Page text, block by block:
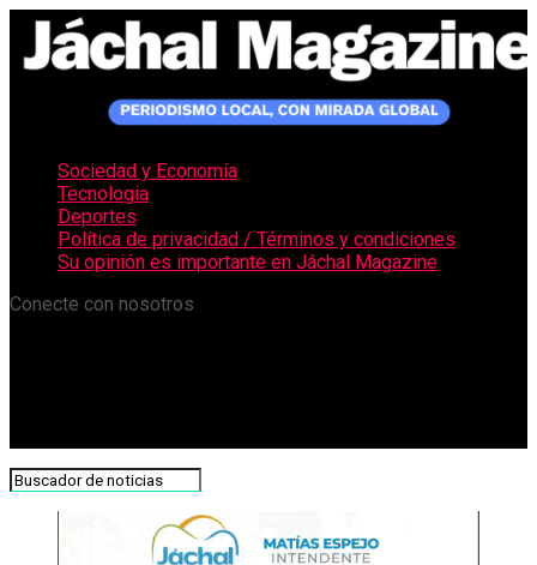
Sociedad y Economía
Tecnologia
Deportes
Política de privacidad / Términos y condiciones
Su opinión es importante en Jáchal Magazine
Conecte con nosotros